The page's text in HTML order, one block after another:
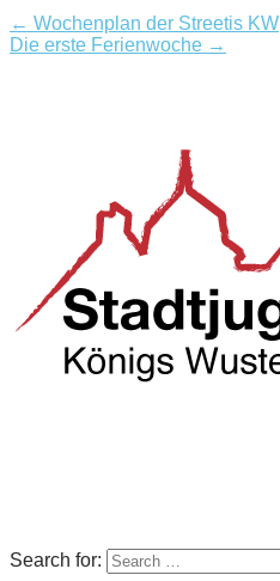
← Wochenplan der Streetis KW
Die erste Ferienwoche →
Search for: